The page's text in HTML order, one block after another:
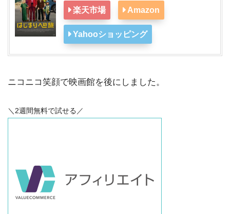
楽天市場 Amazon
Yahooショッピング
ニコニコ笑顔で映画館を後にしました。
＼2週間無料で試せる／